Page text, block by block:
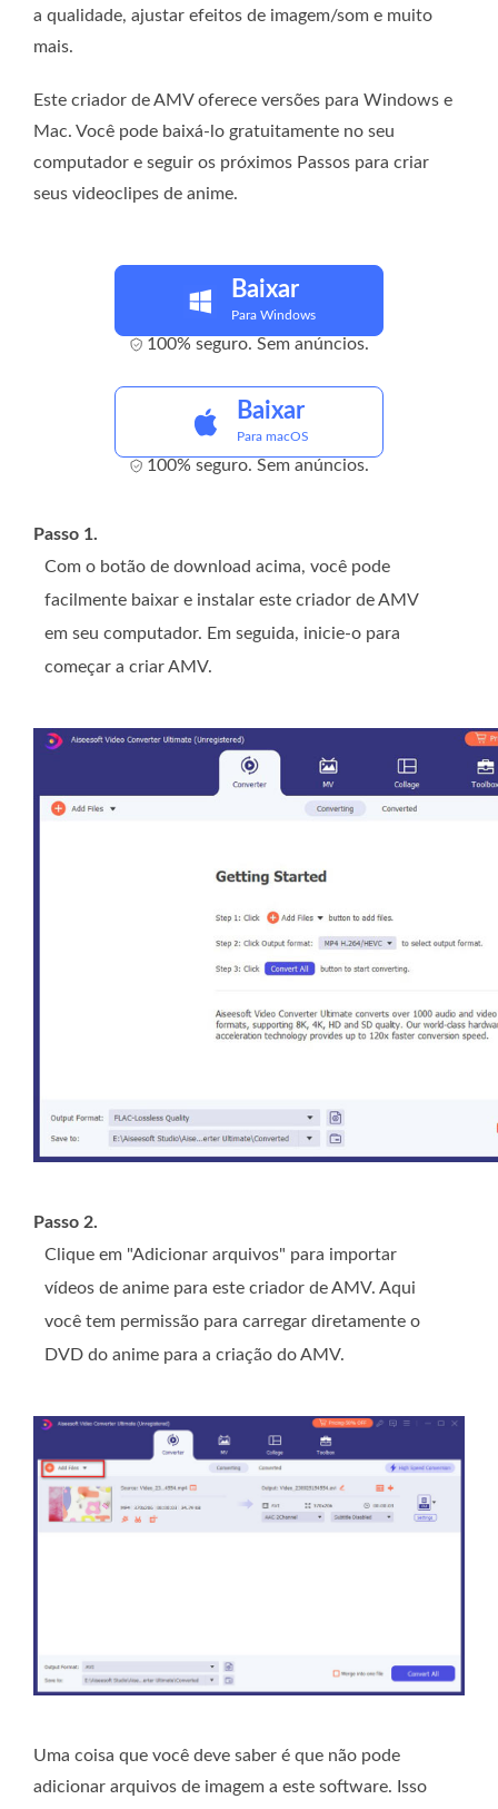
a qualidade, ajustar efeitos de imagem/som e muito
mais.
Este criador de AMV oferece versões para Windows e
Mac. Você pode baixá-lo gratuitamente no seu
computador e seguir os próximos Passos para criar
seus videoclipes de anime.
Baixar
Para Windows
100% seguro. Sem anúncios.
Baixar
Para macOS
100% seguro. Sem anúncios.
Passo 1.
Com o botão de download acima, você pode
facilmente baixar e instalar este criador de AMV
em seu computador. Em seguida, inicie-o para
começar a criar AMV.
Passo 2.
Clique em "Adicionar arquivos" para importar
vídeos de anime para este criador de AMV. Aqui
você tem permissão para carregar diretamente o
DVD do anime para a criação do AMV.
Uma coisa que você deve saber é que não pode
adicionar arquivos de imagem a este software. Isso